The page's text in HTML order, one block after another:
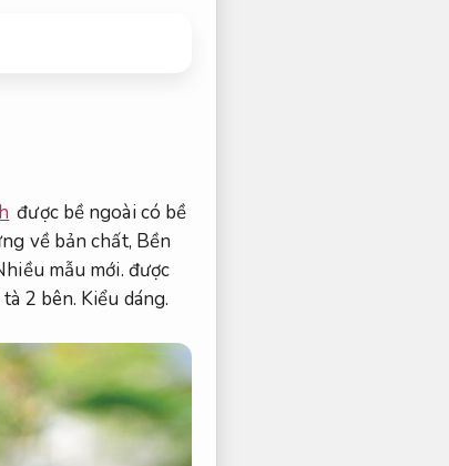
được bề ngoài có bề
về bản chất, Bền
mẫu mới. được
2 bên. Kiểu dáng.